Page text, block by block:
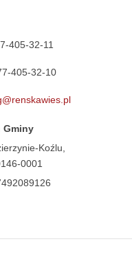
405-32-11
405-32-10
Gminy
Koźlu,
0001